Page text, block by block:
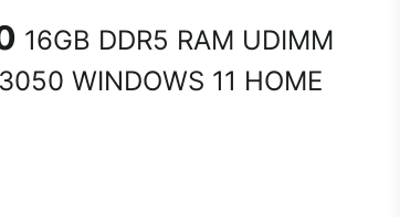
16GB DDR5 RAM UDIMM
WINDOWS 11 HOME